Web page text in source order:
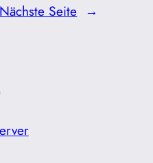
Nächste Seite →